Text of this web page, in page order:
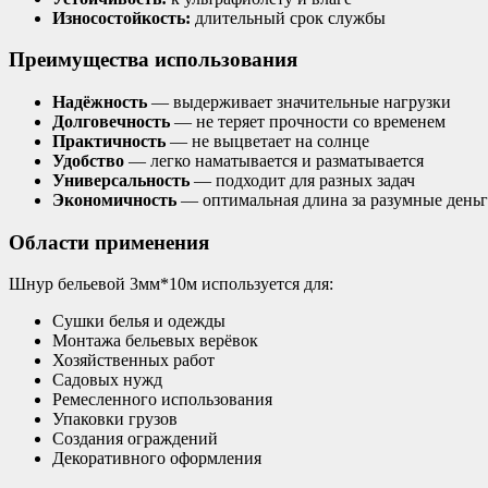
Износостойкость: длительный срок службы
Преимущества использования
Надёжность — выдерживает значительные нагрузки
Долговечность — не теряет прочности со временем
Практичность — не выцветает на солнце
Удобство — легко наматывается и разматывается
Универсальность — подходит для разных задач
Экономичность — оптимальная длина за разумные
Области применения
Шнур бельевой 3мм*10м используется для:
Сушки белья и одежды
Монтажа бельевых верёвок
Хозяйственных работ
Садовых нужд
Ремесленного использования
Упаковки грузов
Создания ограждений
Декоративного оформления